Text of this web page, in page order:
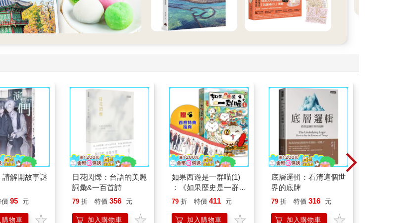
請解開故事謎
價 95 元
購物車
日花閃爍：台語的美麗
詞彙&一百首詩
79 折 特價 356 元
加入購物車
如果西遊是一群喵(1)
：《如果歷史是一群
喵》作者最新力作，附
79 折 特價 411 元
加入購物車
底層邏輯：看清這個世
界的底牌
79 折 特價 316 元
加入購物車